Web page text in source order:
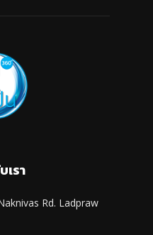
เรา
Rd. Ladpraw